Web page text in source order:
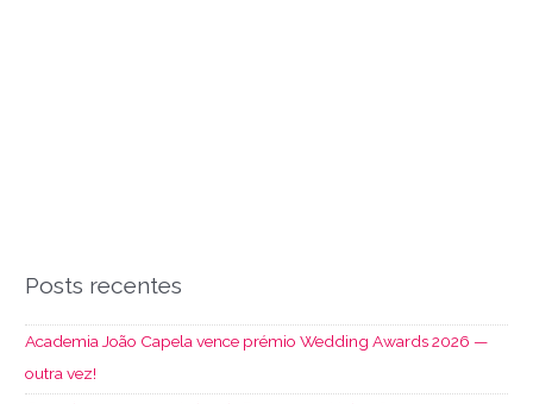
Posts recentes
Academia João Capela vence prémio Wedding Awards 2026 —
outra vez!